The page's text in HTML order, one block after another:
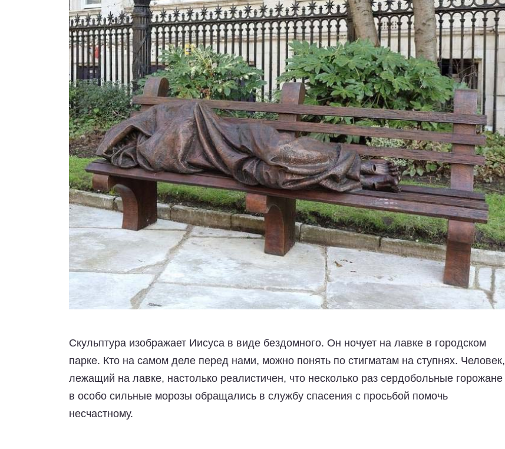
Скульптура изображает Иисуса в виде бездомного. Он ночует на лавке в городском
парке. Кто на самом деле перед нами, можно понять по стигматам на ступнях. Человек,
лежащий на лавке, настолько реалистичен, что несколько раз сердобольные горожане
в особо сильные морозы обращались в службу спасения с просьбой помочь
несчастному.